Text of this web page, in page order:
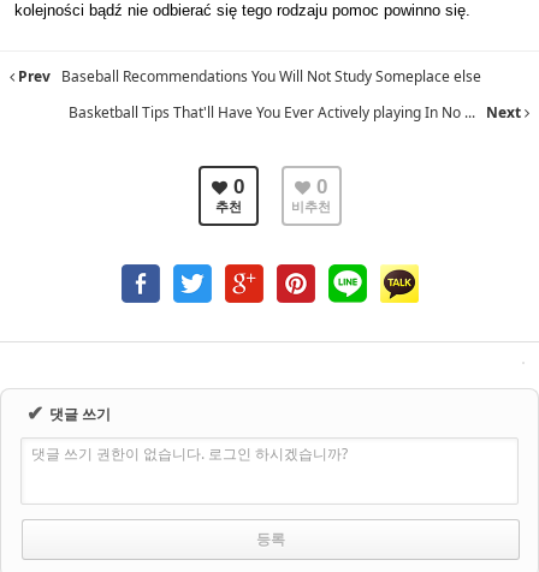
kolejności bądź nie odbierać się tego rodzaju pomoc powinno się.
Prev Baseball Recommendations You Will Not Study Someplace else
Basketball Tips That'll Have You Ever Actively playing In No ... Next
0
추천
0
비추천
✔ 댓글 쓰기
댓글 쓰기 권한이 없습니다. 로그인 하시겠습니까?